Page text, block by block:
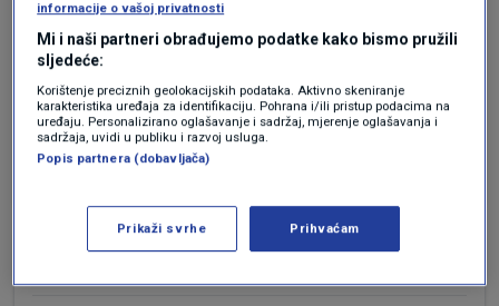
prije 3 mjeseci
Tonko
Ko fol
informacije o vašoj privatnosti
Mi i naši partneri obrađujemo podatke kako bismo pružili
sljedeće:
Korištenje preciznih geolokacijskih podataka. Aktivno skeniranje
karakteristika uređaja za identifikaciju. Pohrana i/ili pristup podacima na
uređaju. Personalizirano oglašavanje i sadržaj, mjerenje oglašavanja i
sadržaja, uvidi u publiku i razvoj usluga.
Popis partnera (dobavljača)
Prikaži svrhe Prihvaćam